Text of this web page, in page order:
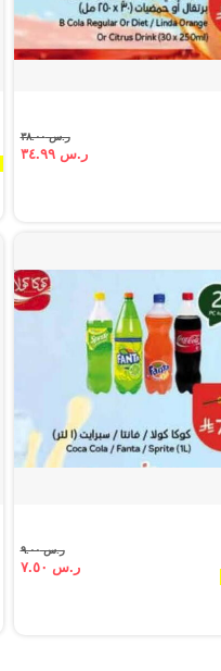
ر.س ٣٨.٠٠
ر.س ٣٤.٩٩
ر.س ٩.٠٠
ر.س ٧.٥٠